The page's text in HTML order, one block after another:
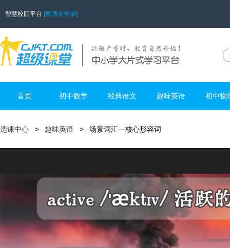
智慧校园平台 [教师去登录]
首页 初中数学 经典语文 趣味英语 初中物
选课中心 趣味英语 场景词汇—核心形容词